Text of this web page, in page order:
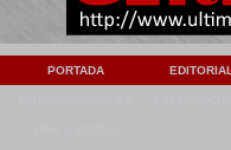
PORTADA EDITORIAL